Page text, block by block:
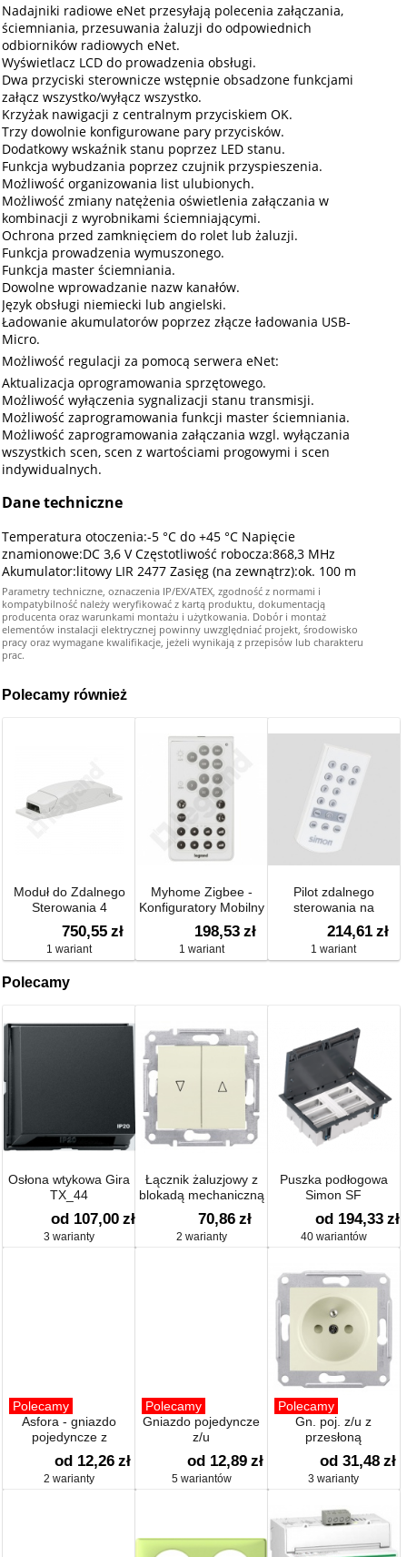
Nadajniki radiowe eNet przesyłają polecenia załączania,
ściemniania, przesuwania żaluzji do odpowiednich
odbiorników radiowych eNet.
Wyświetlacz LCD do prowadzenia obsługi.
Dwa przyciski sterownicze wstępnie obsadzone funkcjami
załącz wszystko/wyłącz wszystko.
Krzyżak nawigacji z centralnym przyciskiem OK.
Trzy dowolnie konfigurowane pary przycisków.
Dodatkowy wskaźnik stanu poprzez LED stanu.
Funkcja wybudzania poprzez czujnik przyspieszenia.
Możliwość organizowania list ulubionych.
Możliwość zmiany natężenia oświetlenia załączania w
kombinacji z wyrobnikami ściemniającymi.
Ochrona przed zamknięciem do rolet lub żaluzji.
Funkcja prowadzenia wymuszonego.
Funkcja master ściemniania.
Dowolne wprowadzanie nazw kanałów.
Język obsługi niemiecki lub angielski.
Ładowanie akumulatorów poprzez złącze ładowania USB-
Micro.
Możliwość regulacji za pomocą serwera eNet:
Aktualizacja oprogramowania sprzętowego.
Możliwość wyłączenia sygnalizacji stanu transmisji.
Możliwość zaprogramowania funkcji master ściemniania.
Możliwość zaprogramowania załączania wzgl. wyłączania
wszystkich scen, scen z wartościami progowymi i scen
indywidualnych.
Dane techniczne
Temperatura otoczenia:-5 °C do +45 °C Napięcie
znamionowe:DC 3,6 V Częstotliwość robocza:868,3 MHz
Akumulator:litowy LIR 2477 Zasięg (na zewnątrz):ok. 100 m
Parametry techniczne, oznaczenia IP/EX/ATEX, zgodność z normami i
kompatybilność należy weryfikować z kartą produktu, dokumentacją
producenta oraz warunkami montażu i użytkowania. Dobór i montaż
elementów instalacji elektrycznej powinny uwzględniać projekt, środowisko
pracy oraz wymagane kwalifikacje, jeżeli wynikają z przepisów lub charakteru
prac.
Polecamy również
Moduł do Zdalnego
Sterowania 4
Obowodami
Oświetlenia
750,55 zł
1 wariant
Myhome Zigbee -
Konfiguratory Mobilny
Do Detektorów
198,53 zł
1 wariant
Pilot zdalnego
sterowania na
podczerwień
214,61 zł
1 wariant
Polecamy
Osłona wtykowa Gira
TX_44
od 107,00 zł
3 warianty
Łącznik żaluzjowy z
blokadą mechaniczną
70,86 zł
2 warianty
Puszka podłogowa
Simon SF
od 194,33 zł
40 wariantów
Polecamy
Asfora - gniazdo
pojedyncze z
uziemieniem
od 12,26 zł
2 warianty
Polecamy
Gniazdo pojedyncze
z/u
od 12,89 zł
5 wariantów
Polecamy
Gn. poj. z/u z
przesłoną
od 31,48 zł
3 warianty